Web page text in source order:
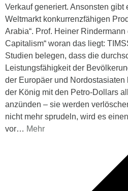
Verkauf generiert. Ansonsten gibt
Weltmarkt konkurrenzfähigen
Arabia“. Prof. Heiner
Capitalism“ woran das liegt:
Studien belegen, dass die
Leistungsfähigkeit der
der Europäer und Nordostasiaten
der König mit den Petro-Dollars
anzünden – sie werden
nicht mehr sprudeln, wird es
vor… Mehr